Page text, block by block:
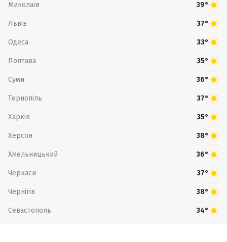
Миколаїв 39°
Львів 37°
Одеса 33°
Полтава 35°
Суми 36°
Тернопіль 37°
Харків 35°
Херсон 38°
Хмельницький 36°
Черкаси 37°
Чернігів 38°
Севастополь 34°